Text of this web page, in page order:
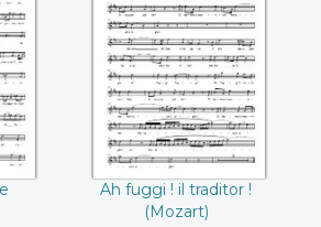
Ah fuggi ! il traditor
! (Mozart)
Ah fuggi ! il traditor !
(Mozart)